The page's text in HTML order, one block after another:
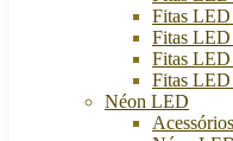
Fitas
Fitas
Fitas
Fitas
Néon LED